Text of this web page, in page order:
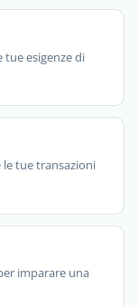
tue esigenze di
tue transazioni
imparare una